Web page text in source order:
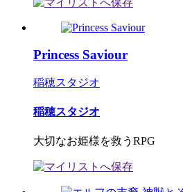
Princess Saviour
稲穂スタジオ
稲穂スタジオ
大切なお姫様を救うRPG